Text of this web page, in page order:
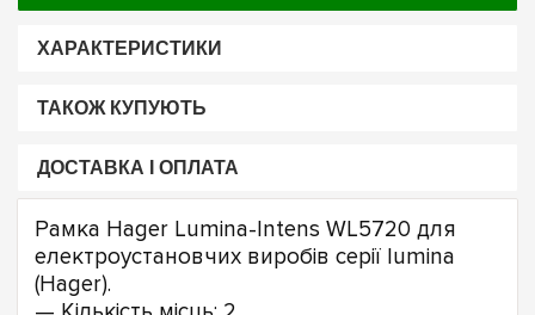
ХАРАКТЕРИСТИКИ
ТАКОЖ КУПУЮТЬ
ДОСТАВКА І ОПЛАТА
Рамка Hager Lumina-Intens WL5720 для
електроустановчих виробів серії lumina
(Hager).